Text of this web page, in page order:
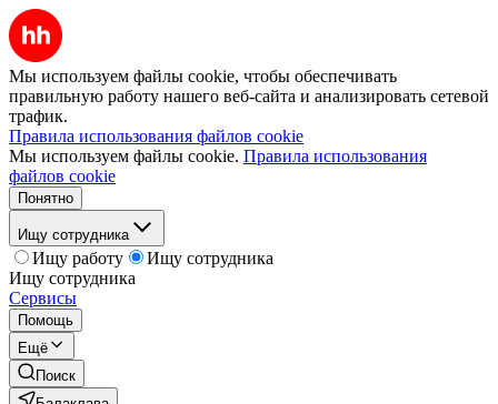
Мы используем файлы cookie, чтобы обеспечивать
правильную работу нашего веб-сайта и анализировать сетевой
трафик.
Правила использования файлов cookie
Мы используем файлы cookie. Правила использования
файлов cookie
Понятно
Ищу сотрудника
Ищу работу
Ищу сотрудника
Ищу сотрудника
Сервисы
Помощь
Ещё
Поиск